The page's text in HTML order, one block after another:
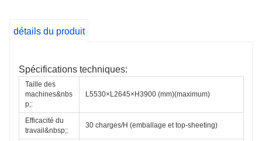
détails du produit
Spécifications techniques:
Taille des
machines&nbs
p;:
L5530×L2645×H3900 (mm)(maximum)
Efficacité du
travail&nbsp;:
30 charges/H (emballage et top-sheeting)